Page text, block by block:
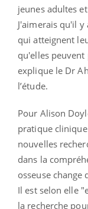
jeunes adultes
J'aimerais qu'il
qui atteignent
qu'elles peuvent
explique le Dr
l’étude.
Pour Alison
pratique
nouvelles
dans la
osseuse change
Il est selon elle
la recherche